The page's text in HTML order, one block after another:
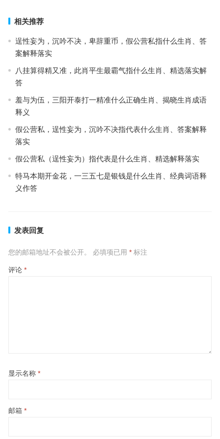
相关推荐
逞性妄为，沉吟不决，卑辞重币，假公营私指什么生肖、答
案解释落实
八挂算得精又准，此肖平生最霸气指什么生肖、精选落实解
答
羞与为伍，三阳开泰打一精准什么正确生肖、揭晓生肖成语
释义
假公营私，逞性妄为，沉吟不决指代表什么生肖、答案解释
落实
假公营私（逞性妄为）指代表是什么生肖、精选解释落实
特马本期开金花，一三五七是银钱是什么生肖、经典词语释
义作答
发表回复
您的邮箱地址不会被公开。 必填项已用 *标注
评论 *
显示名称 *
邮箱 *